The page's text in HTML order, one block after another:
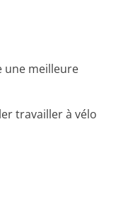
une meilleure
travailler à vélo